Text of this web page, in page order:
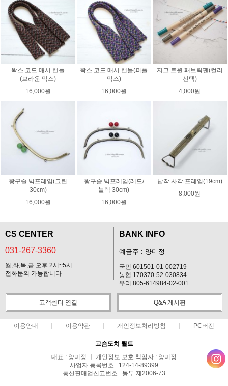
왁스 코드 매시 핸들
(브라운 믹스)
16,000원
왁스 코드 매시 핸들(퍼플
믹스)
16,000원
지그 트윈 패브릭펜(컬러
선택)
4,000원
왕구슬 빅프레임(그린
30cm)
16,000원
왕구슬 빅프레임(레드/
블랙 30cm)
16,000원
납작 사각 프레임(19cm)
8,000원
CS CENTER
031-267-3360
월,화,목,금 오후 2시~5시
전화문의 가능합니다
BANK INFO
예금주 : 양미정
국민 601501-01-002719
농협 170370-52-030834
우리 805-614984-02-001
고객센터 연결 Q&A 게시판
이용안내 이용약관 개인정보처리방침 PC버전
고슴도치 퀼트
대표 : 양미정 ㅣ 개인정보 보호 책임자 : 양미정
사업자 등록번호 : 124-14-89399
통신판매업신고번호 : 동부 제2006-73